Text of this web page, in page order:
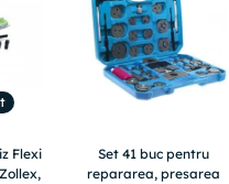
Flexi
Set 41 buc pentru
repararea, presarea